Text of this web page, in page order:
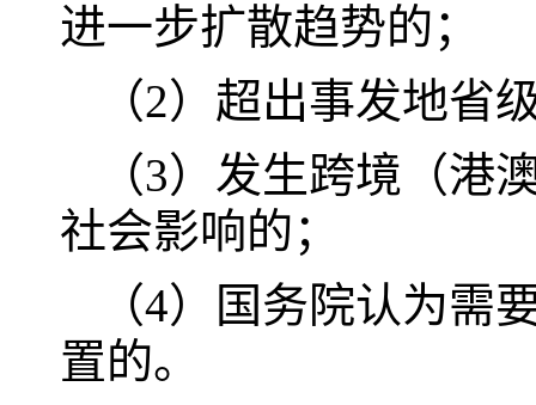
进一步扩散趋势的；
（2）超出事发地省
（3）发生跨境（港
社会影响的；
（4）国务院认为需
置的。